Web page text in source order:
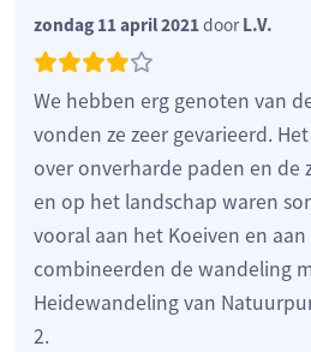
zondag 11 april 2021doorL.V.
We hebben erg genoten van
vonden ze zeer gevarieerd.
over onverharde paden en de
en op het landschap waren
vooral aan het Koeiven en
combineerden de wandeling
Heidewandeling van
2.